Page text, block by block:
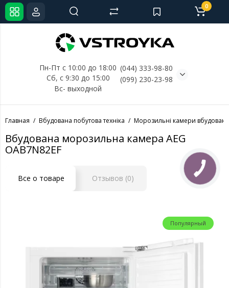
Пн-Пт с 10:00 до 18:00
Сб, с 9:30 до 15:00
Вс- выходной
(044) 333-98-80
(099) 230-23-98
0
Главная Вбудована побутова техніка Морозильні камери вбудовані
Вбудована морозильна камера AEG
OAB7N82EF
Все о товаре Отзывов (0)
Популярный